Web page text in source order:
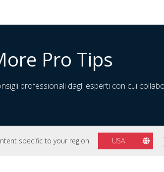
specific to your region USA
Pro Tips
professionali dagli esperti con cui